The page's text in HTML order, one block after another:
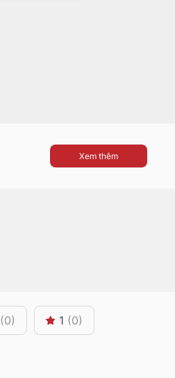
Xem thêm
(0) 1 (0)